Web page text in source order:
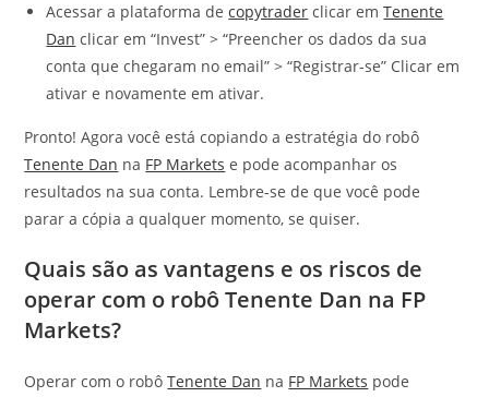
Acessar a plataforma decopytrader clicar emTenente
Dan clicar em “Invest” > “Preencher os dados da sua
conta que chegaram no email” > “Registrar-se” Clicar em
ativar e novamente em ativar.
Pronto! Agora você está copiando a estratégia do robô
Tenente Dan na FP Markets e pode acompanhar os
resultados na sua conta. Lembre-se de que você pode
parar a cópia a qualquer momento, se quiser.
Quais são as vantagens e os riscos de
operar com o robô Tenente Dan na FP
Markets?
Operar com o robôTenente Dan na FP Markets pode